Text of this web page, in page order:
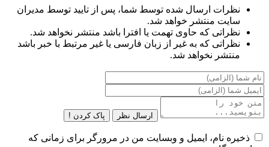
نظرات ارسال شده توسط شما، پس از تایید توسط مدیران
سایت منتشر خواهد شد.
نظراتی که حاوی تهمت یا افترا باشد منتشر نخواهد شد.
نظراتی که به غیر از زبان فارسی یا غیر مرتبط با خبر باشد
منتشر نخواهد شد.
ارسال نظر پاک کردن !
ذخیره نام، ایمیل و وبسایت من در مرورگر برای زمانی که